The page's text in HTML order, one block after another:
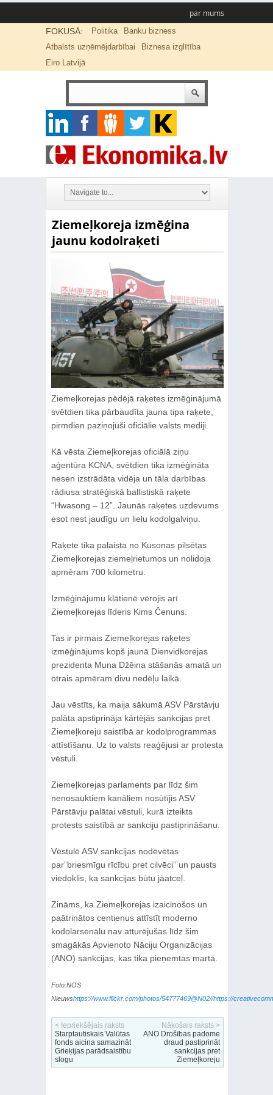
par mums
FOKUSĀ: Politika
Banku bizness
Atbalsts uzņēmējdarbībai
Biznesa izglītība
Eiro Latvijā
Ziemeļkoreja izmēģina
jaunu kodolraķeti
Ziemeļkorejas pēdējā raķetes izmēģinājumā
svētdien tika pārbaudīta jauna tipa raķete,
pirmdien paziņojuši oficiālie valsts mediji.
Kā vēsta Ziemeļkorejas oficiālā ziņu
aģentūra KCNA, svētdien tika izmēģināta
nesen izstrādāta vidēja un tāla darbības
rādiusa stratēģiskā ballistiskā raķete
“Hwasong – 12”. Jaunās raķetes uzdevums
esot nest jaudīgu un lielu kodolgalviņu.
Raķete tika palaista no Kusonas pilsētas
Ziemeļkorejas ziemeļrietumos un nolidoja
apmēram 700 kilometru.
Izmēģinājumu klātienē vērojis arī
Ziemeļkorejas līderis Kims Čenuns.
Tas ir pirmais Ziemeļkorejas raķetes
izmēģinājums kopš jaunā Dienvidkorejas
prezidenta Muna Džēina stāšanās amatā un
otrais apmēram divu nedēļu laikā.
Jau vēstīts, ka maija sākumā ASV Pārstāvju
palāta apstiprināja kārtējās sankcijas pret
Ziemeļkoreju saistībā ar kodolprogrammas
attīstīšanu. Uz to valsts reaģējusi ar protesta
vēstuli.
Ziemeļkorejas parlaments par līdz šim
nenosauktiem kanāliem nosūtījis ASV
Pārstāvju palātai vēstuli, kurā izteikts
protests saistībā ar sankciju pastiprināšanu.
Vēstulē ASV sankcijas nodēvētas
par”briesmīgu rīcību pret cilvēci” un pausts
viedoklis, ka sankcijas būtu jāatceļ.
Zināms, ka Ziemeļkorejas izaicinošos un
paātrinātos centienus attīstīt moderno
kodolarsenālu nav atturējušas līdz šim
smagākās Apvienoto Nāciju Organizācijas
(ANO) sankcijas, kas tika pieņemtas martā.
Foto:NOS
Nieuwshttps://www.flickr.com/photos/54777469@N02//https://
< Iepriekšējais raksts
Starptautiskais Valūtas
fonds aicina samazināt
Grieķijas parādsaistību
slogu
Nākošais raksts >
ANO Drošības padome
draud pastiprināt
sankcijas pret
Ziemeļkoreju